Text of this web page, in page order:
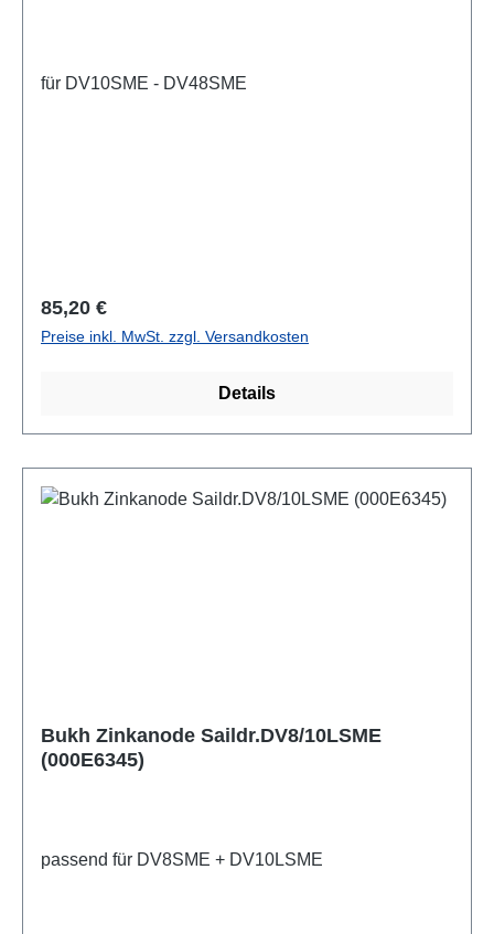
für DV10SME - DV48SME
Regulärer Preis:
85,20 €
Preise inkl. MwSt. zzgl. Versandkosten
Details
Bukh Zinkanode Saildr.DV8/10LSME
(000E6345)
passend für DV8SME + DV10LSME